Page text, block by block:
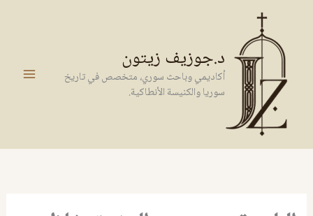
المحتوى
د.جوزيف زيتون
أكاديمي وباحث سوري، متخصص في تاريخ
سوريا والكنيسة الأنطاكية.